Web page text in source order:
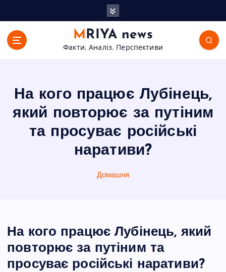
MRIYA news
Факти. Аналіз. Перспективи
На кого працює Лубінець,
який повторює за путіним
та просуває російські
наративи?
Домашня
На кого працює Лубінець, який
повторює за путіним та
просуває російські наративи?